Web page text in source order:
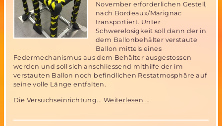
November erforderlichen Gestell,
nach Bordeaux/Marignac
transportiert. Unter
Schwerelosigkeit soll dann der in
dem Ballonbehälter verstaute
Ballon mittels eines
Federmechanismus aus dem Behälter ausgestossen
werden und soll sich anschliessend mithilfe der im
verstauten Ballon noch befindlichen Restatmosphäre auf
seine volle Länge entfalten.
Die Versuchseinrichtung... Weiterlesen …